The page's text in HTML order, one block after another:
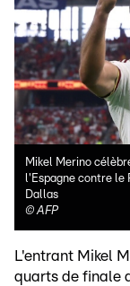
Mikel Merino
l'Espagne contre le
Dallas
©AFP
L'entrant Mikel
quarts de finale